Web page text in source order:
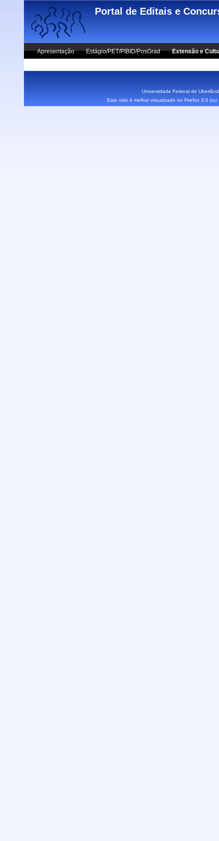
Skip to main content
Portal de Editais e
Apresentação Estágio/PET/PIBID/PosGrad Extensão e
Universidade Federal de
Este sítio é melhor visualizado no Firefox 3.0